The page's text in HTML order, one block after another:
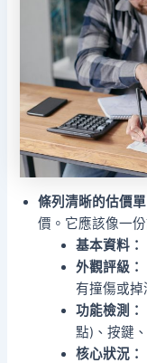
條列清晰的估價單
價。它應該像一
基本資料：
外觀評級：
有撞傷或掉
功能檢測：
點)、按鍵
核心狀況：